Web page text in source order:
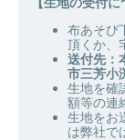
布あそび
頂くか、
送付先
市三芳
生地を確
額等の連
生地をお
は弊社で